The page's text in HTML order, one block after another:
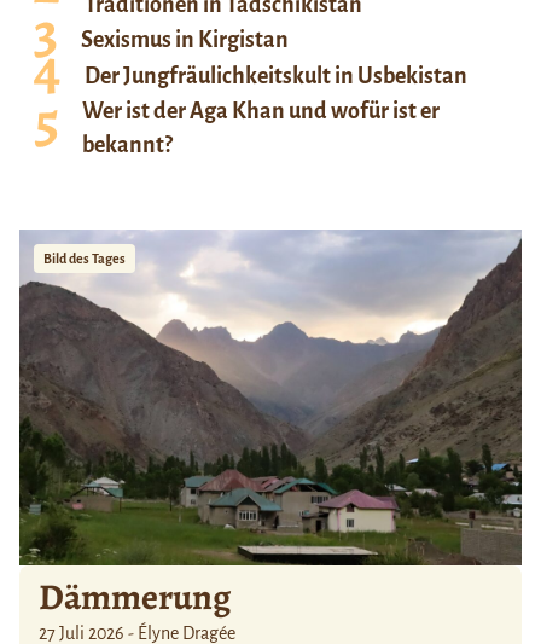
Traditionen in Tadschikistan
Sexismus in Kirgistan
Der Jungfräulichkeitskult in Usbekistan
Wer ist der Aga Khan und wofür ist er
bekannt?
Bild des Tages
Dämmerung
27 Juli 2026 - Élyne Dragée